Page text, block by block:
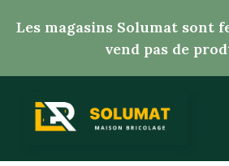
Les magasins Solumat sont
vend pas de